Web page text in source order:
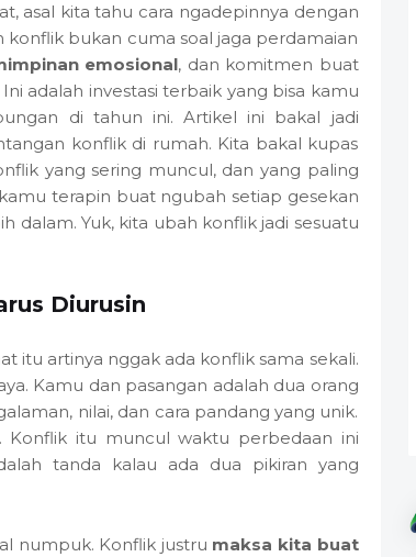
asal kita tahu cara ngadepinnya dengan
konflik bukan cuma soal jaga perdamaian
emosional, dan komitmen buat
adalah investasi terbaik yang bisa kamu
di tahun ini. Artikel ini bakal jadi
konflik di rumah. Kita bakal kupas
yang sering muncul, dan yang paling
terapin buat ngubah setiap gesekan
dalam. Yuk, kita ubah konflik jadi sesuatu
Diurusin
itu artinya nggak ada konflik sama sekali.
Kamu dan pasangan adalah dua orang
nilai, dan cara pandang yang unik.
Konflik itu muncul waktu perbedaan ini
tanda kalau ada dua pikiran yang
numpuk. Konflik justru maksa kita buat